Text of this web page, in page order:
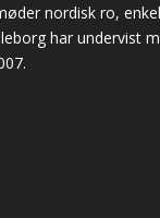
nordisk ro,
har undervist